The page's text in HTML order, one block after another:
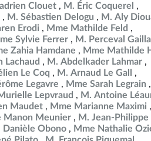
Clouet
M. Éric Coquerel
M. Sébastien Delogu
M. Aly
Erodi
Mme Mathilde Feld
Sylvie Ferrer
M. Perceval
Zahia Hamdane
Mme Mathilde
Lachaud
M. Abdelkader Lahmar
Le Coq
M. Arnaud Le Gall
Legavre
Mme Sarah Legrain
Lepvraud
M. Antoine
Maudet
Mme Marianne Maximi
Manon Meunier
M. Jean-
Danièle Obono
Mme Nathalie